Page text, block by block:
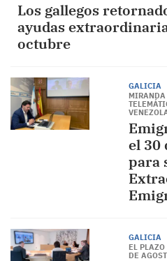
Los gallegos
ayudas
octubre
GALICIA
MIRANDA
el 30
para
GALICIA
EL
DE